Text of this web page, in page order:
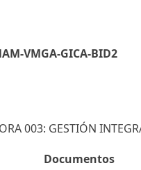
VMGA-GICA-BID2
003: GESTIÓN
Documentos